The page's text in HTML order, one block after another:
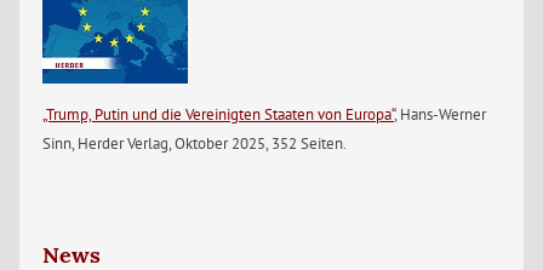
„Trump, Putin und die Vereinigten Staaten von Europa“, Hans-Werner
Sinn, Herder Verlag, Oktober 2025, 352 Seiten.
News